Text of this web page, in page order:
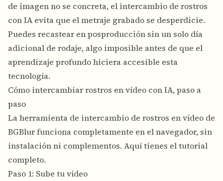
de imagen no se concreta, el intercambio de rostros
con IA evita que el metraje grabado se desperdicie.
Puedes recastear en posproducción sin un solo día
adicional de rodaje, algo imposible antes de que el
aprendizaje profundo hiciera accesible esta
tecnología.
Cómo intercambiar rostros en vídeo con IA, paso a
paso
La herramienta de intercambio de rostros en vídeo de
BGBlur funciona completamente en el navegador, sin
instalación ni complementos. Aquí tienes el tutorial
completo.
Paso 1: Sube tu vídeo